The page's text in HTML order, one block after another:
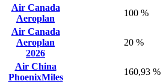
Air Canada
Aeroplan
100 %
Air Canada
Aeroplan
2026
20 %
Air China
PhoenixMiles
160,93 %